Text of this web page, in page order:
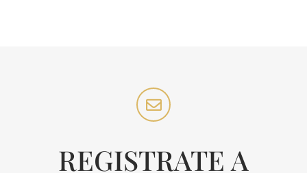
REGISTRATE A